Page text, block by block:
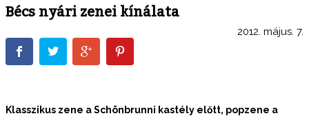
Bécs nyári zenei kínálata
2012. május. 7.
Klasszikus zene a Schönbrunni kastély előtt, popzene a